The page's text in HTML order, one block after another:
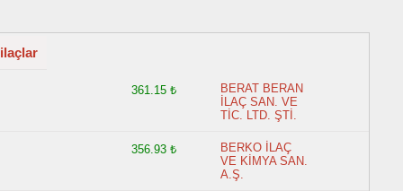
361.15 ₺
BERAT BERAN
İLAÇ SAN. VE
TİC. LTD. ŞTİ.
356.93 ₺
BERKO İLAÇ
VE KİMYA SAN.
A.Ş.